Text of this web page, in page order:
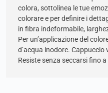
colora, sottolinea le tue
colorare e per definire i
in fibra indeformabile,
Per un’applicazione del
d’acqua inodore.
Resiste senza seccarsi fino